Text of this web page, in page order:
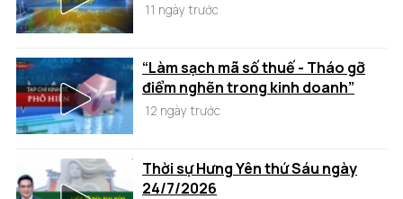
11 ngày trước
“Làm sạch mã số thuế - Tháo gỡ
điểm nghẽn trong kinh doanh”
12 ngày trước
Thời sự Hưng Yên thứ Sáu ngày
24/7/2026